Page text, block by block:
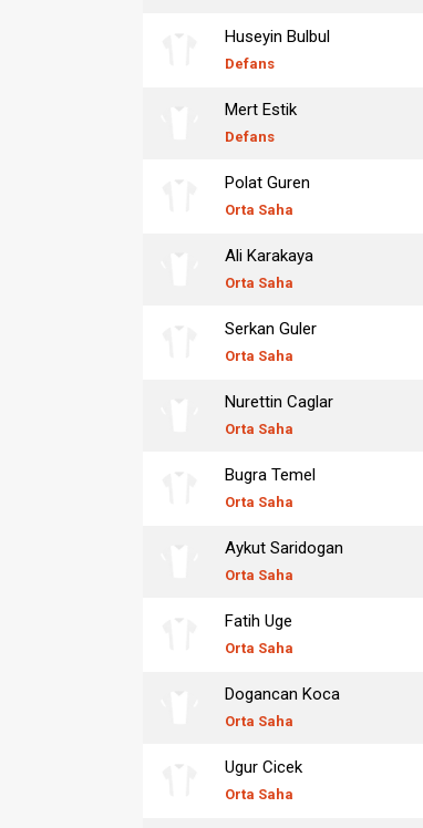
Huseyin Bulbul
Defans
Mert Estik
Defans
Polat Guren
Orta Saha
Ali Karakaya
Orta Saha
Serkan Guler
Orta Saha
Nurettin Caglar
Orta Saha
Bugra Temel
Orta Saha
Aykut Saridogan
Orta Saha
Fatih Uge
Orta Saha
Dogancan Koca
Orta Saha
Ugur Cicek
Orta Saha